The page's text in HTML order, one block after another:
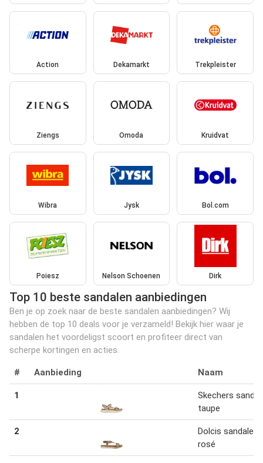
Action Dekamarkt Trekpleister
Ziengs Omoda Kruidvat
Wibra Jysk Bol.com
Poiesz Nelson Schoenen Dirk
Top 10 beste sandalen aanbiedingen
Ben je op zoek naar de beste sandalen aanbiedingen? Wij
hebben de top 10 deals voor je verzameld! Bekijk hier waar je
sandalen het voordeligst scoort en profiteer direct van
scherpe kortingen en acties.
# Aanbieding Naam
1
Skechers
taupe
2
Dolcis sandalen
rosé